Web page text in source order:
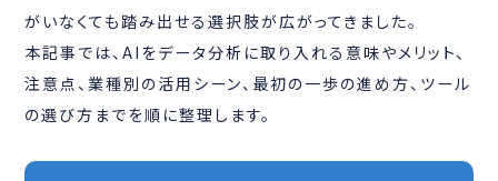
がいなくても踏み出せる選択肢が広がってきました。
本記事では、AIをデータ分析に取り入れる意味やメリット、
注意点、業種別の活用シーン、最初の一歩の進め方、ツール
の選び方までを順に整理します。